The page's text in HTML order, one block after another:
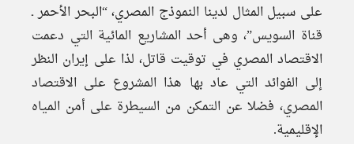
على سبيل المثال لدينا النموذج المصري، “البحر الأحمر ـ
قناة السويس”، وهى أحد المشاريع المائية التي دعمت
الاقتصاد المصري في توقيت قاتل، لذا على إيران النظر
إلى الفوائد التي عاد بها هذا المشروع على الاقتصاد
المصري، فضلا عن التمكن من السيطرة على أمن المياه
الإقليمية.